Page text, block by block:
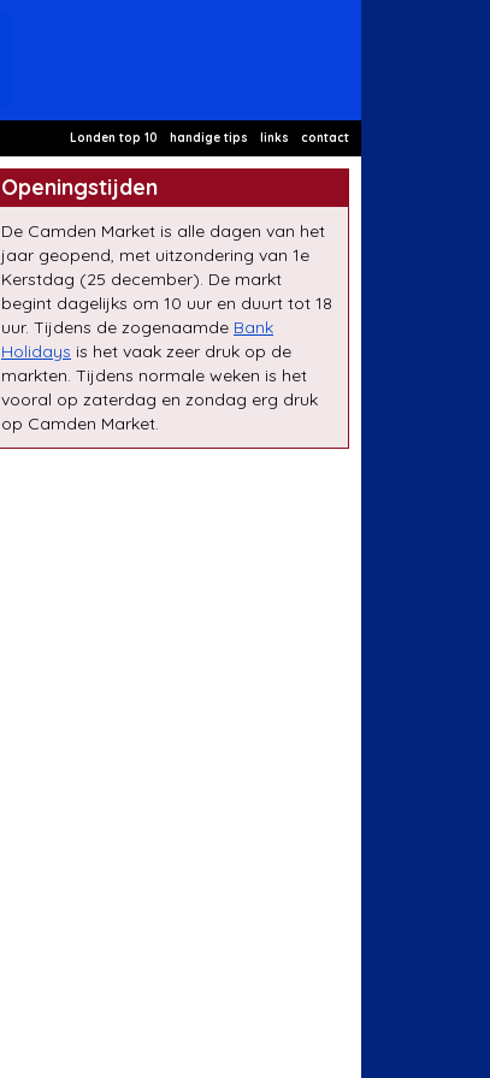
Londen top 10 handige tips links contact
Openingstijden
De Camden Market is alle dagen van het
jaar geopend, met uitzondering van 1e
Kerstdag (25 december). De markt
begint dagelijks om 10 uur en duurt tot 18
uur. Tijdens de zogenaamde Bank
Holidays is het vaak zeer druk op de
markten. Tijdens normale weken is het
vooral op zaterdag en zondag erg druk
op Camden Market.